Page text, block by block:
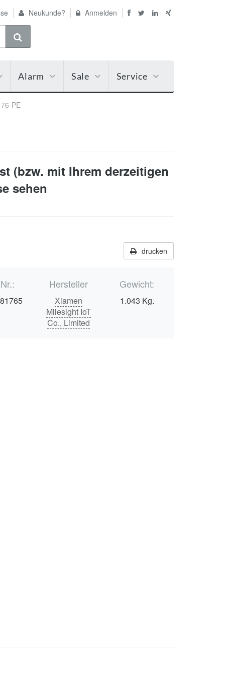
Neukunde? Anmelden
Alarm Sale Service
PE
(bzw. mit Ihrem derzeitigen
sehen
drucken
Hersteller
Xiamen
Milesight IoT
Co., Limited
Gewicht:
1.043 Kg.